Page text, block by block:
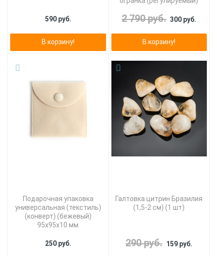
590 руб.
В корзину!
2 790 руб. 300 руб.
В корзину!
Подарочная упаковка
универсальная (текстиль)
(конверт) (бежевый)
95х95х10 мм
250 руб.
Галтовка цитрин Бразилия
(1,5-2 см) (1 шт)
290 руб. 159 руб.